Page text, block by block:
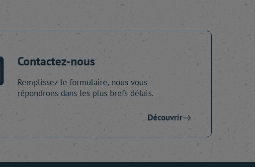
Contactez-nous
Remplissez le formulaire, nous vous
répondrons dans les plus brefs délais.
Découvrir